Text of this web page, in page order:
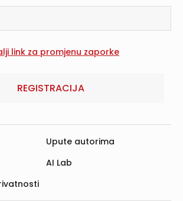
REGISTRACIJA
Upute autorima
AI Lab